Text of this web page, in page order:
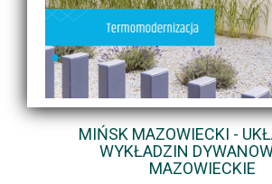
MIŃSK MAZOWIECKI -
WYKŁADZIN
MAZOWIECKIE